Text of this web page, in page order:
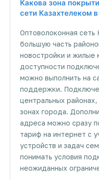
Какова зона
сети Казахтелеком
Оптоволоконная сеть
большую часть
новостройки и жилые
доступности
можно выполнить на
поддержки.
центральных
зонах города.
адреса можно сразу
тариф на интернет с
устройств и задач
понимать условия
неожиданных